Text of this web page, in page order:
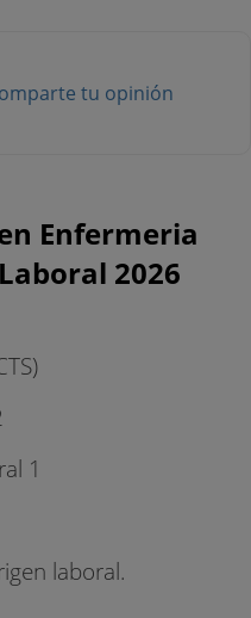
tu opinión
Enfermeria
2026
1
laboral.